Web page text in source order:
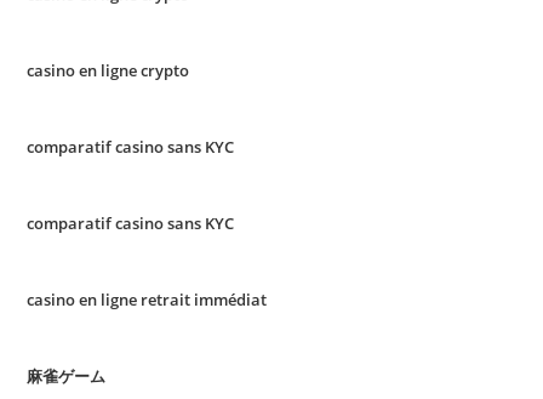
casino en ligne crypto
comparatif casino sans KYC
comparatif casino sans KYC
casino en ligne retrait immédiat
麻雀ゲーム